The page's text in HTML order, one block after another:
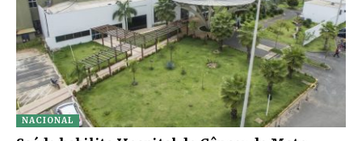
NACIONAL